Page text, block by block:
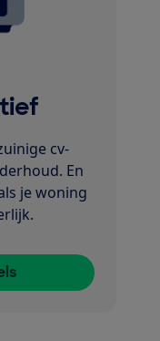
cv-
En
je woning